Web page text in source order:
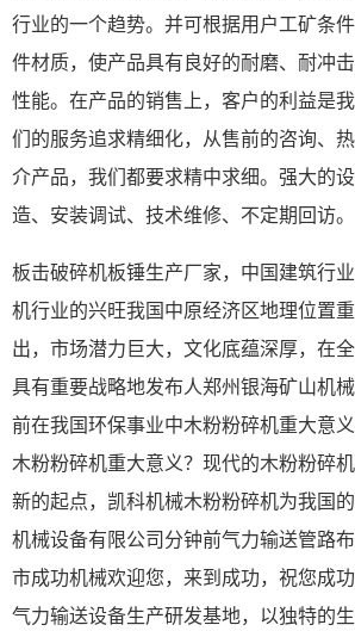
行业的一个趋势。并可根据用户工矿条
件材质，使产品具有良好的耐磨、耐冲
性能。在产品的销售上，客户的利益是
们的服务追求精细化，从售前的咨询、
介产品，我们都要求精中求细。强大的
造、安装调试、技术维修、不定期回访。
板击破碎机板锤生产厂家，中国建筑行
机行业的兴旺我国中原经济区地理位置
出，市场潜力巨大，文化底蕴深厚，在
具有重要战略地发布人郑州银海矿山机
前在我国环保事业中木粉粉碎机重大意
木粉粉碎机重大意义？现代的木粉粉碎
新的起点，凯科机械木粉粉碎机为我国
机械设备有限公司分钟前气力输送管路
市成功机械欢迎您，来到成功，祝您成
气力输送设备生产研发基地，以独特的